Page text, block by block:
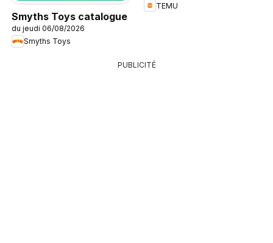
Smyths Toys catalogue
du jeudi 06/08/2026
Smyths Toys
TEMU
PUBLICITÉ